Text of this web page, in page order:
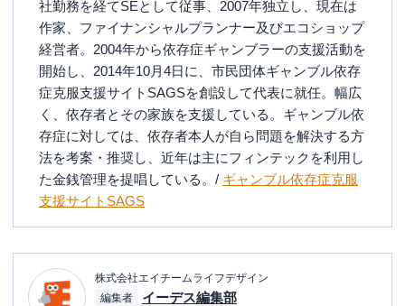
社勤務を経てSEとして従事、2007年独立し、現在は
作家、ファイナンシャルプランナー及びエコショップ
経営者。2004年から依存症ギャンブラーの支援活動を
開始し、2014年10月4日に、市民団体ギャンブル依存
症克服支援サイトSAGSを創設して代表に就任。幅広
く、依存者とその家族を支援している。ギャンブル依
存症に対しては、依存者本人が自ら問題を解決する方
法を考案・推奨し、近年は主にフィンテックを利用し
た金銭管理を提唱している。/ ギャンブル依存症克服
支援サイトSAGS
株式会社エイチームライフデザイン
編集者
イーデス編集部